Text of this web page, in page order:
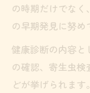
の時期だけでな
の早期発見に努め
健康診断の内容と
の確認、寄生虫
どが挙げられま